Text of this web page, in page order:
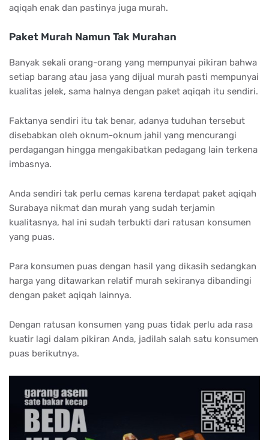
aqiqah enak dan pastinya juga murah.
Paket Murah Namun Tak Murahan
Banyak sekali orang-orang yang mempunyai pikiran bahwa
setiap barang atau jasa yang dijual murah pasti mempunyai
kualitas jelek, sama halnya dengan paket aqiqah itu sendiri.
Faktanya sendiri itu tak benar, adanya tuduhan tersebut
disebabkan oleh oknum-oknum jahil yang mencurangi
perdagangan hingga mengakibatkan pedagang lain terkena
imbasnya.
Anda sendiri tak perlu cemas karena terdapat paket aqiqah
Surabaya nikmat dan murah yang sudah terjamin
kualitasnya, hal ini sudah terbukti dari ratusan konsumen
yang puas.
Para konsumen puas dengan hasil yang dikasih sedangkan
harga yang ditawarkan relatif murah sekiranya dibandingi
dengan paket aqiqah lainnya.
Dengan ratusan konsumen yang puas tidak perlu ada rasa
kuatir lagi dalam pikiran Anda, jadilah salah satu konsumen
puas berikutnya.